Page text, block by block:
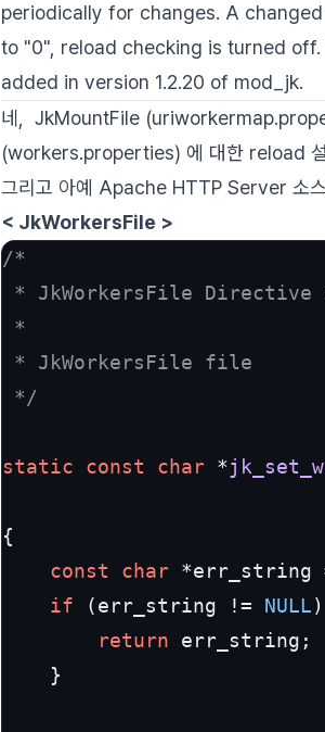
periodically for changes. A
to "0", reload checking is turned
added in version 1.2.20 of mod_jk.
네, JkMountFile
(workers.properties) 에 대한 reload 설
그리고 아예 Apache HTTP Server 소
< JkWorkersFile >
/*
* JkWorkersFile Directive
*
* JkWorkersFile file
*/
static const char *
{
const
char *err_string
if (err_string != NULL
return err_string;
    }